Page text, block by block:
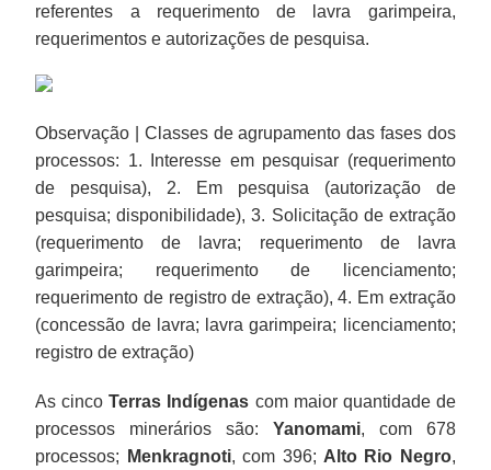
referentes a requerimento de lavra garimpeira,
requerimentos e autorizações de pesquisa.
Observação | Classes de agrupamento das fases dos
processos: 1. Interesse em pesquisar (requerimento
de pesquisa), 2. Em pesquisa (autorização de
pesquisa; disponibilidade), 3. Solicitação de extração
(requerimento de lavra; requerimento de lavra
garimpeira; requerimento de licenciamento;
requerimento de registro de extração), 4. Em extração
(concessão de lavra; lavra garimpeira; licenciamento;
registro de extração)
As cincoTerras Indígenas com maior quantidade de
processos minerários são: Yanomami, com 678
processos;
Menkragnoti, com 396; Alto Rio Negro,